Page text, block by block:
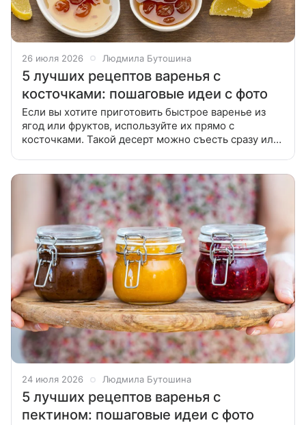
26 июля 2026 Людмила Бутошина
5 лучших рецептов варенья с
косточками: пошаговые идеи с фото
Если вы хотите приготовить быстрое варенье из
ягод или фруктов, используйте их прямо с
косточками. Такой десерт можно съесть сразу или
24 июля 2026 Людмила Бутошина
5 лучших рецептов варенья с
пектином: пошаговые идеи с фото